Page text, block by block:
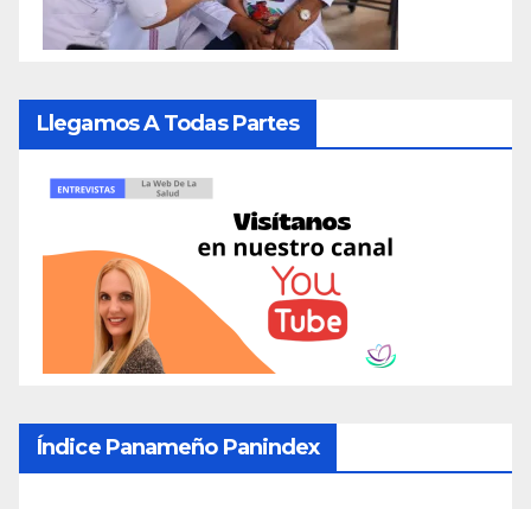
Llegamos A Todas Partes
Índice Panameño Panindex